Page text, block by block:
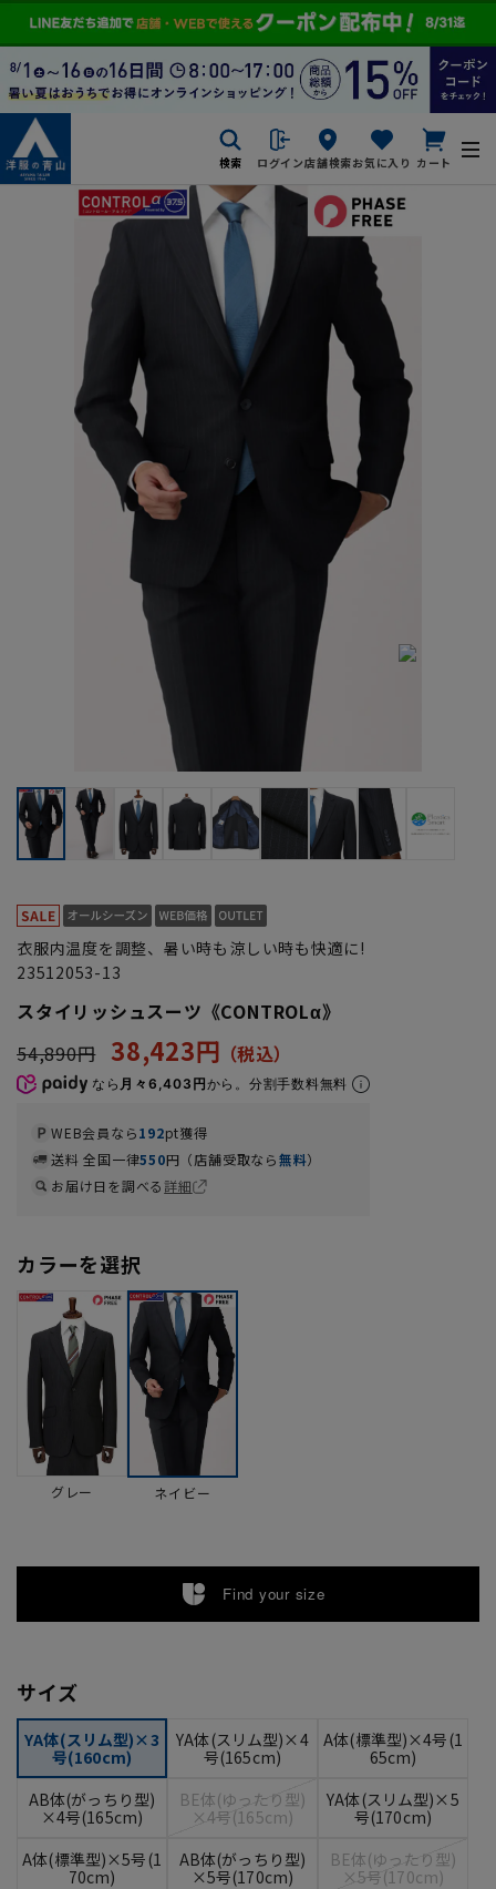
検索 ログイン店舗検索お気に入り カート
衣服内温度を調整、暑い時も涼しい時も快適に!
23512053-13
スタイリッシュスーツ《CONTROLα》
54,890円 38,423円
なら 月々6,403円から。分割手数料無料
WEB会員なら192pt獲得
送料 全国一律550円（店舗受取なら無料）
お届け日を調べる詳細
カラーを選択
グレー ネイビー
Find your size
サイズ
YA体(スリム型)×3
号(160cm)
YA体(スリム型)×4
号(165cm)
A体(標準型)×4号(1
65cm)
AB体(がっちり型)
×4号(165cm)
BE体(ゆったり型)
×4号(165cm)
YA体(スリム型)×5
号(170cm)
A体(標準型)×5号(1
70cm)
AB体(がっちり型)
×5号(170cm)
BE体(ゆったり型)
×5号(170cm)